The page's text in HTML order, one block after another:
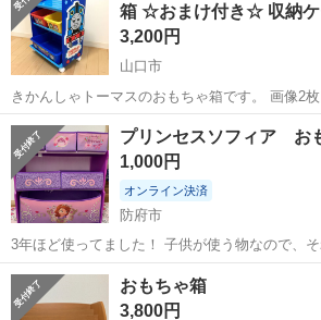
箱 ☆おまけ付き☆ 収納
3,200円
山口市
きかんしゃトーマスのおもちゃ箱です。 画像2枚
個、ゾウさんのボックス1個、トーマスのレジャ
付けします。 ☆きかんしゃトーマスのおもちゃ箱☆ ～サイズ～ 本体/
約 横50...
山口 山口市 収納家具
プリンセスソフィア お
1,000円
オンライン決済
防府市
3年ほど使ってました！ 子供が使う物なので、
ますが まだまだ使って頂けます！ 別のものを
す！
山口 防府市 収納家具
おもちゃ箱
3,800円